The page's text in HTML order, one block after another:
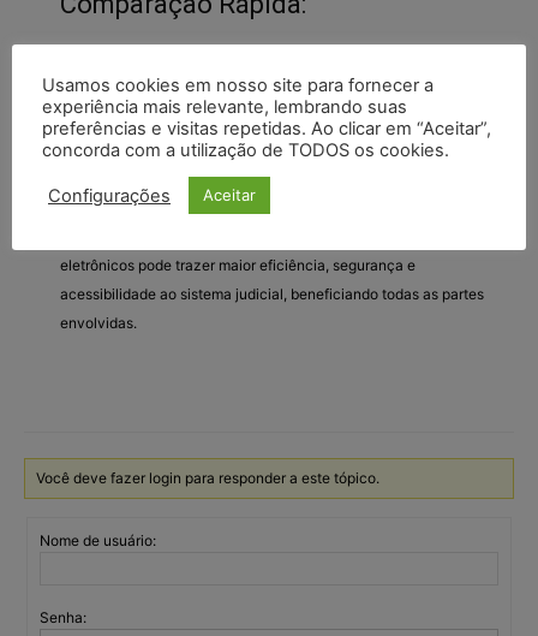
eletrônicos pode trazer maior eficiência, segurança e
acessibilidade ao sistema judicial, beneficiando todas as partes
envolvidas.
Você deve fazer login para responder a este tópico.
Nome de usuário:
Senha:
Usamos cookies em nosso site para fornecer a
experiência mais relevante, lembrando suas
preferências e visitas repetidas. Ao clicar em “Aceitar”,
concorda com a utilização de TODOS os cookies.
Configurações Aceitar